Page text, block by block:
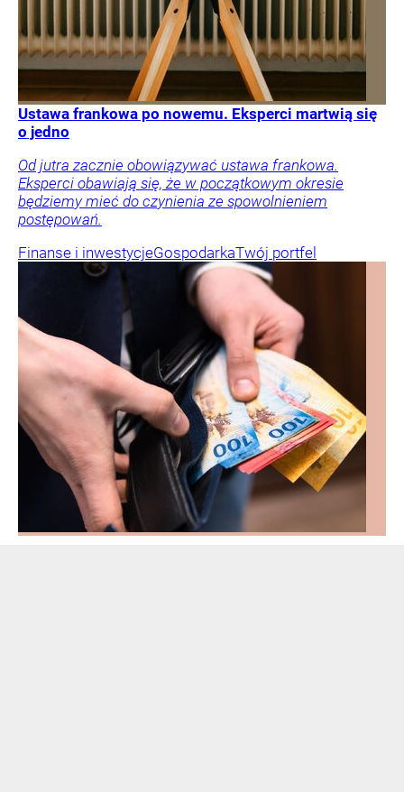
Ustawa frankowa po nowemu. Eksperci martwią się
o jedno
Od jutra zacznie obowiązywać ustawa frankowa.
Eksperci obawiają się, że w początkowym okresie
będziemy mieć do czynienia ze spowolnieniem
postępowań.
Finanse i inwestycjeGospodarkaTwój portfel